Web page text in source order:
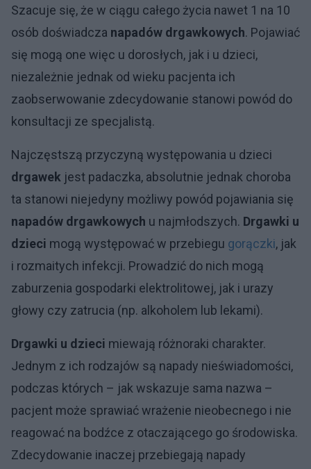
Szacuje się, że w ciągu całego życia nawet 1 na 10
osób doświadcza napadów drgawkowych. Pojawiać
się mogą one więc u dorosłych, jak i u dzieci,
niezależnie jednak od wieku pacjenta ich
zaobserwowanie zdecydowanie stanowi powód do
konsultacji ze specjalistą.
Najczęstszą przyczyną występowania u dzieci
drgawek jest padaczka, absolutnie jednak choroba
ta stanowi niejedyny możliwy powód pojawiania się
napadów drgawkowych u najmłodszych. Drgawki u
dzieci mogą występować w przebiegu gorączki, jak
i rozmaitych infekcji. Prowadzić do nich mogą
zaburzenia gospodarki elektrolitowej, jak i urazy
głowy czy zatrucia (np. alkoholem lub lekami).
Drgawki u dzieci miewają różnoraki charakter.
Jednym z ich rodzajów są napady nieświadomości,
podczas których – jak wskazuje sama nazwa –
pacjent może sprawiać wrażenie nieobecnego i nie
reagować na bodźce z otaczającego go środowiska.
Zdecydowanie inaczej przebiegają napady